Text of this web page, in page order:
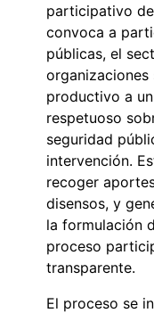
participativo
convoca a
públicas, el
productivo a
respetuoso
seguridad
intervención.
recoger
disensos, y
la formulación
proceso
transparente.
El proceso se